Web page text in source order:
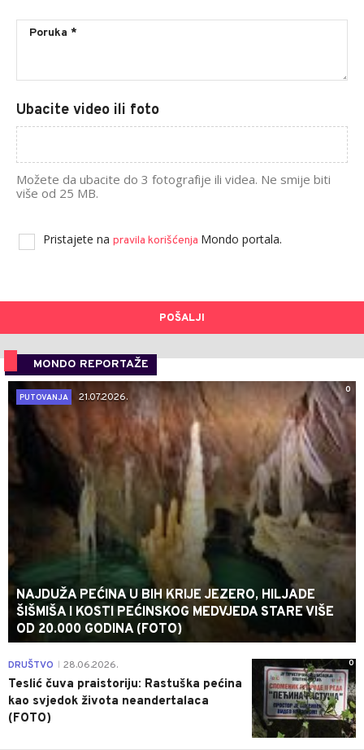
Ubacite video ili foto
Možete da ubacite do 3 fotografije ili videa. Ne smije biti
više od 25 MB.
Pristajete na pravila korišćenja Mondo portala.
POŠALJI
MONDO REPORTAŽE
0
PUTOVANJA
21.07.2026.
NAJDUŽA PEĆINA U BIH KRIJE JEZERO, HILJADE
ŠIŠMIŠA I KOSTI PEĆINSKOG MEDVJEDA STARE VIŠE
OD 20.000 GODINA (FOTO)
0
DRUŠTVO 28.06.2026.
Teslić čuva praistoriju: Rastuška pećina
kao svjedok života neandertalaca
(FOTO)